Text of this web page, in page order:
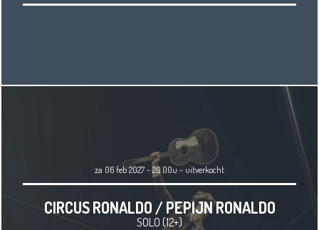
za 06 feb 2027 - 20.00u-uitverkocht
CIRCUS RONALDO / PEPIJN RONALDO
SOLO (12+)